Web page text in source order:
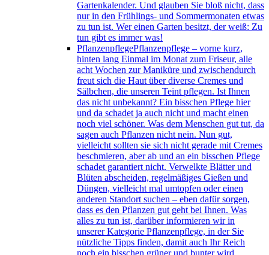
Gartenkalender. Und glauben Sie bloß nicht, dass
nur in den Frühlings- und Sommermonaten etwas
zu tun ist. Wer einen Garten besitzt, der weiß: Zu
tun gibt es immer was!
PflanzenpflegePflanzenpflege – vorne kurz,
hinten lang Einmal im Monat zum Friseur, alle
acht Wochen zur Maniküre und zwischendurch
freut sich die Haut über diverse Cremes und
Sälbchen, die unseren Teint pflegen. Ist Ihnen
das nicht unbekannt? Ein bisschen Pflege hier
und da schadet ja auch nicht und macht einen
noch viel schöner. Was dem Menschen gut tut, da
sagen auch Pflanzen nicht nein. Nun gut,
vielleicht sollten sie sich nicht gerade mit Cremes
beschmieren, aber ab und an ein bisschen Pflege
schadet garantiert nicht. Verwelkte Blätter und
Blüten abscheiden, regelmäßiges Gießen und
Düngen, vielleicht mal umtopfen oder einen
anderen Standort suchen – eben dafür sorgen,
dass es den Pflanzen gut geht bei Ihnen. Was
alles zu tun ist, darüber informieren wir in
unserer Kategorie Pflanzenpflege, in der Sie
nützliche Tipps finden, damit auch Ihr Reich
noch ein bisschen grüner und bunter wird.